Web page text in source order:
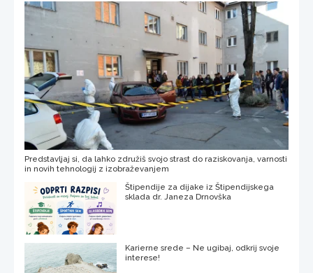
Predstavljaj si, da lahko združiš svojo strast do raziskovanja, varnosti
in novih tehnologij z izobraževanjem
Štipendije za dijake iz Štipendijskega
sklada dr. Janeza Drnovška
Karierne srede – Ne ugibaj, odkrij svoje
interese!